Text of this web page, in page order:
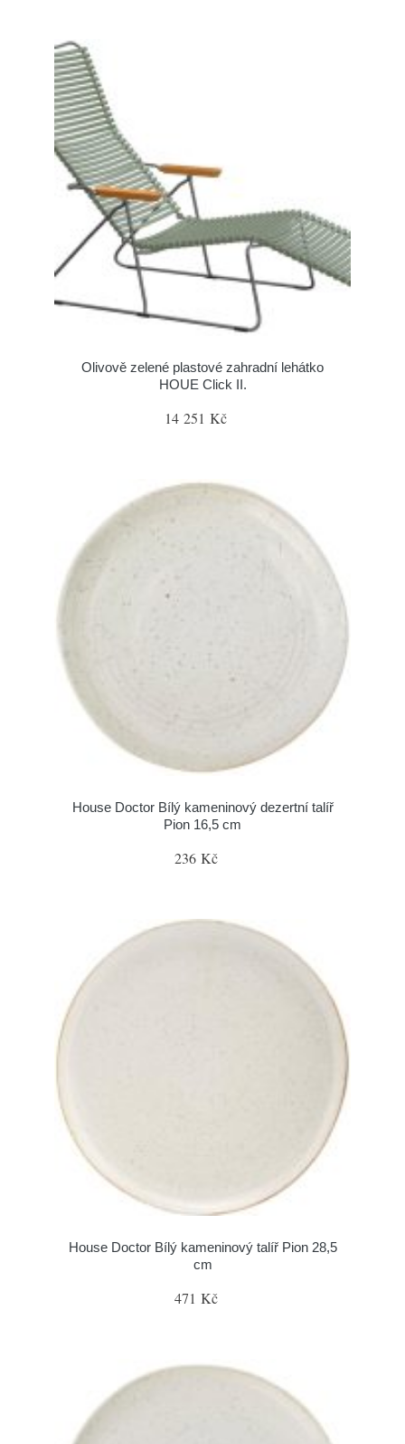
Olivově zelené plastové zahradní lehátko
HOUE Click II.
14 251 Kč
House Doctor Bílý kameninový dezertní talíř
Pion 16,5 cm
236 Kč
House Doctor Bílý kameninový talíř Pion 28,5
cm
471 Kč